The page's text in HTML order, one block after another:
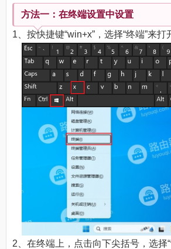
方法一：在终端设置中设置
1、按快捷键“win+x”，选择“终端”来打
2、在终端上，点击向下尖括号，选择